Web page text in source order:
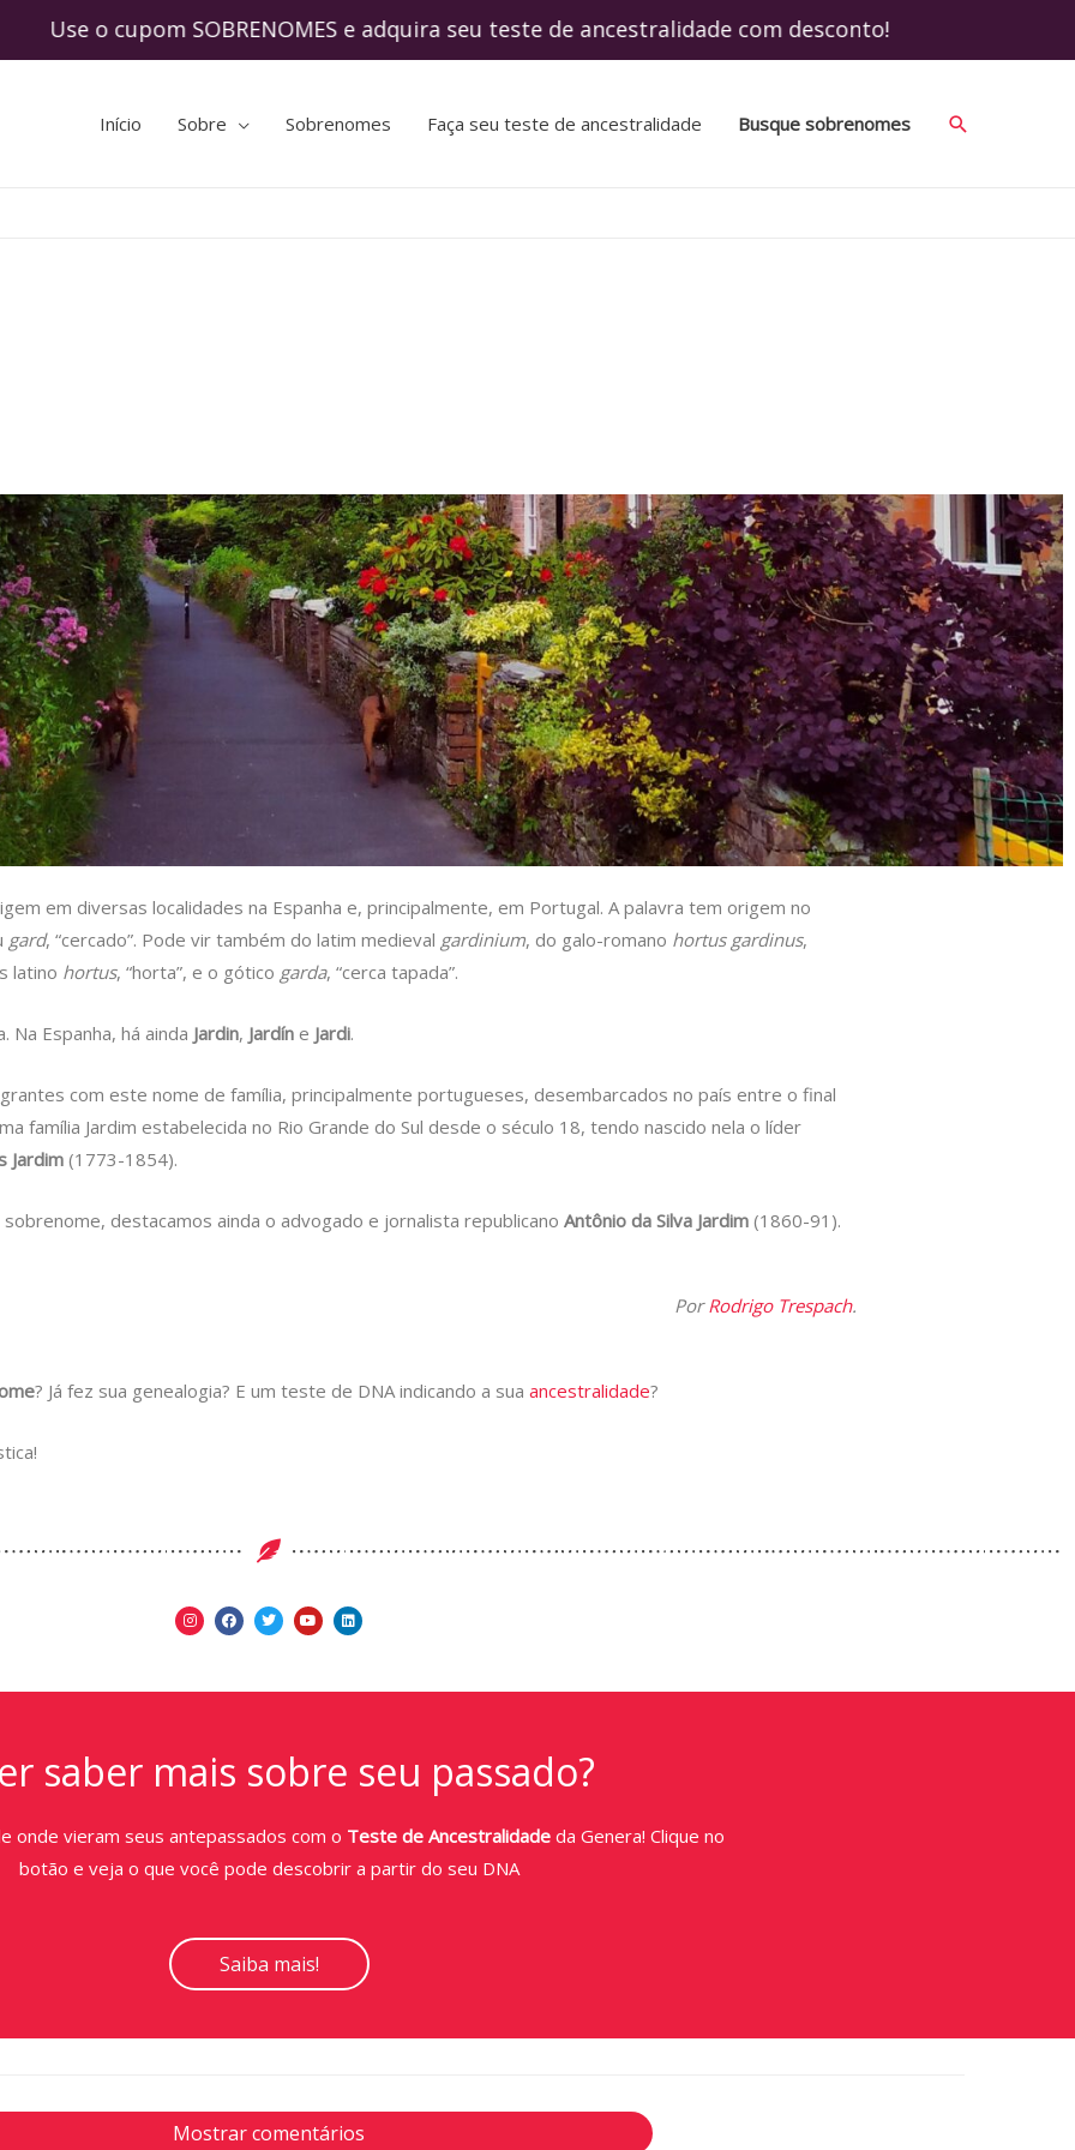
cupom SOBRENOMES e adquira seu teste de ancestralidade com desconto! Use o
Início Sobre Sobrenomes Faça seu teste de ancestralidade Busque sobrenomes
em diversas localidades na Espanha e, principalmente, em Portugal. A palavra tem origem no
gard, “cercado”. Pode vir também do latim medieval gardinium, do galo-romano hortus gardinus,
latino hortus, “horta”, e o gótico garda, “cerca tapada”.
Na Espanha, há ainda Jardin, Jardín e Jardi.
com este nome de família, principalmente portugueses, desembarcados no país entre o final
família Jardim estabelecida no Rio Grande do Sul desde o século 18, tendo nascido nela o líder
Jardim (1773-1854).
destacamos ainda o advogado e jornalista republicano Antônio da Silva Jardim (1860-91).
PorRodrigo Trespach.
? Já fez sua genealogia? E um teste de DNA indicando a sua ancestralidade?
saber mais sobre seu passado?
onde vieram seus antepassados com o Teste de Ancestralidade da Genera! Clique no
botão e veja o que você pode descobrir a partir do seu DNA
Saiba mais!
Mostrar comentários